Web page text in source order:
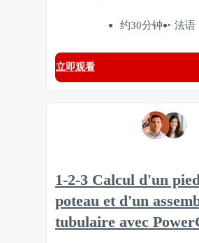
约30分钟 法语
立即观看
1-2-3 Calcul d'un
poteau et d'un
tubulaire avec